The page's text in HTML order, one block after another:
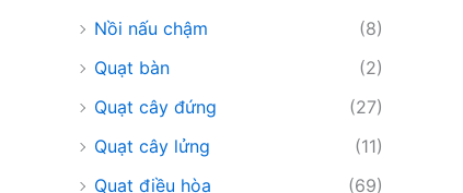
Nồi nấu chậm
(8)
Quạt bàn
(2)
Quạt cây đứng
(27)
Quạt cây lửng
(11)
Quạt điều hòa
(69)